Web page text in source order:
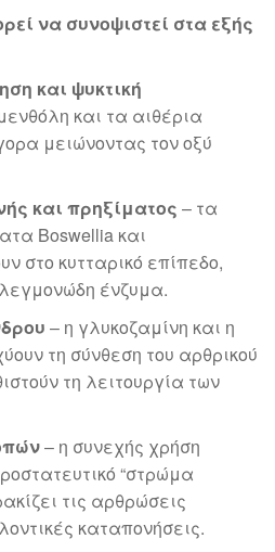
να συνοψιστεί στα εξής
και ψυκτική
και τα αιθέρια
μειώνοντας τον οξύ
και πρηξίματος – τα
Boswellia και
στο κυτταρικό επίπεδο,
ένζυμα.
– η γλυκοζαμίνη και η
τη σύνθεση του αρθρικού
τη λειτουργία των
– η συνεχής χρήση
“στρώμα
τις αρθρώσεις
καταπονήσεις.